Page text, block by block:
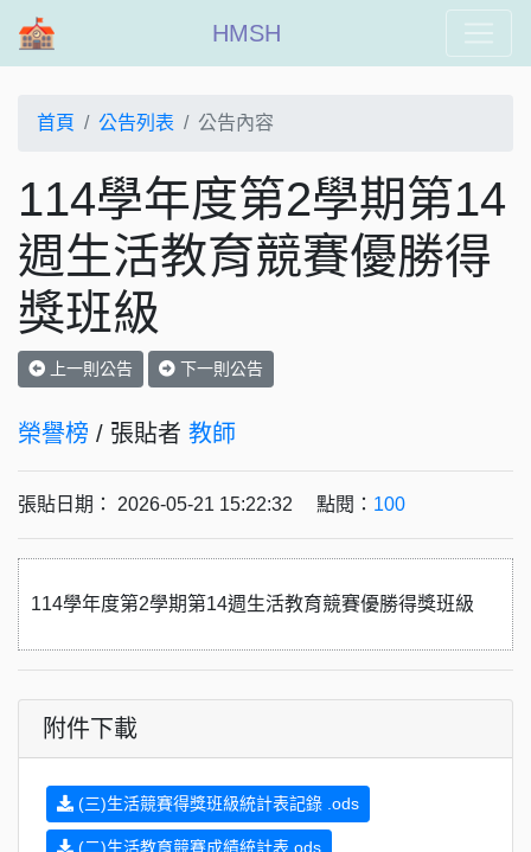
HMSH
首頁 公告列表 公告內容
114學年度第2學期第14
週生活教育競賽優勝得
獎班級
上一則公告 下一則公告
榮譽榜 / 張貼者 教師
張貼日期： 2026-05-21 15:22:32 點閱： 100
114學年度第2學期第14週生活教育競賽優勝得獎班級
附件下載
(三)生活競賽得獎班級統計表記錄 .ods
(二)生活教育競賽成績統計表.ods